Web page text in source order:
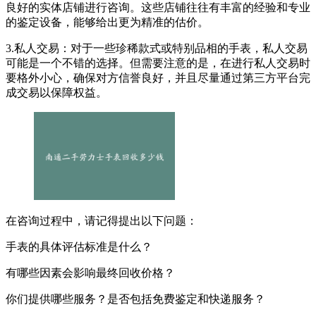
良好的实体店铺进行咨询。这些店铺往往有丰富的经验和专业
的鉴定设备，能够给出更为精准的估价。
3.私人交易：对于一些珍稀款式或特别品相的手表，私人交易
可能是一个不错的选择。但需要注意的是，在进行私人交易时
要格外小心，确保对方信誉良好，并且尽量通过第三方平台完
成交易以保障权益。
在咨询过程中，请记得提出以下问题：
手表的具体评估标准是什么？
有哪些因素会影响最终回收价格？
你们提供哪些服务？是否包括免费鉴定和快递服务？